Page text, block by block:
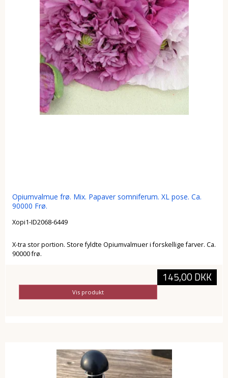
Opiumvalmue frø. Mix. Papaver somniferum. XL pose. Ca.
90000 Frø.
Xopi1-ID2068-6449
X-tra stor portion. Store fyldte Opiumvalmuer i forskellige farver. Ca.
90000 frø.
145,00 DKK
Vis produkt